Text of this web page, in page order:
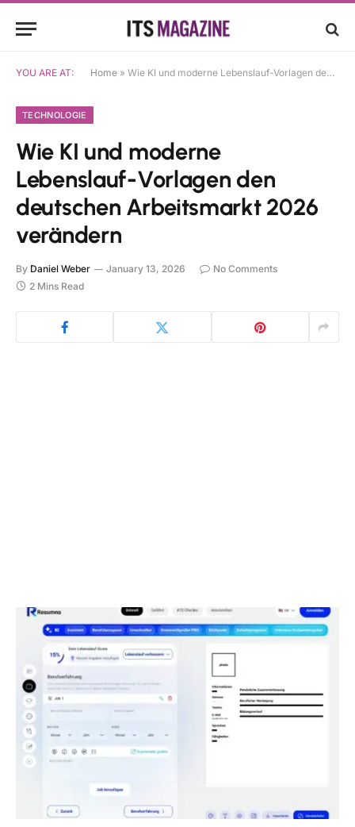
YOU ARE AT: Home » Wie KI und moderne Lebenslauf-Vorlagen den deutschen Arbeitsmarkt 2026 verändern
TECHNOLOGIE
Wie KI und moderne
Lebenslauf-Vorlagen den
deutschen Arbeitsmarkt 2026
verändern
By Daniel Weber January 13, 2026
No Comments
2 Mins Read